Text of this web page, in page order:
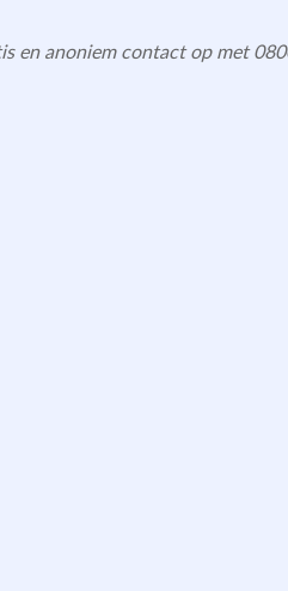
en anoniem contact op met